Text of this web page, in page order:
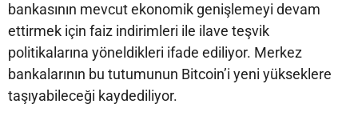
bankasının mevcut ekonomik genişlemeyi devam
ettirmek için faiz indirimleri ile ilave teşvik
politikalarına yöneldikleri ifade ediliyor. Merkez
bankalarının bu tutumunun Bitcoin’i yeni yükseklere
taşıyabileceği kaydediliyor.